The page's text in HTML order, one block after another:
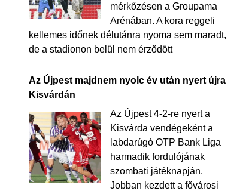
mérkőzésen a Groupama
Arénában. A kora reggeli
kellemes időnek délutánra nyoma sem maradt,
de a stadionon belül nem érződött
Az Újpest majdnem nyolc év után nyert újra
Kisvárdán
Az Újpest 4-2-re nyert a
Kisvárda vendégeként a
labdarúgó OTP Bank Liga
harmadik fordulójának
szombati játéknapján.
Jobban kezdett a fővárosi